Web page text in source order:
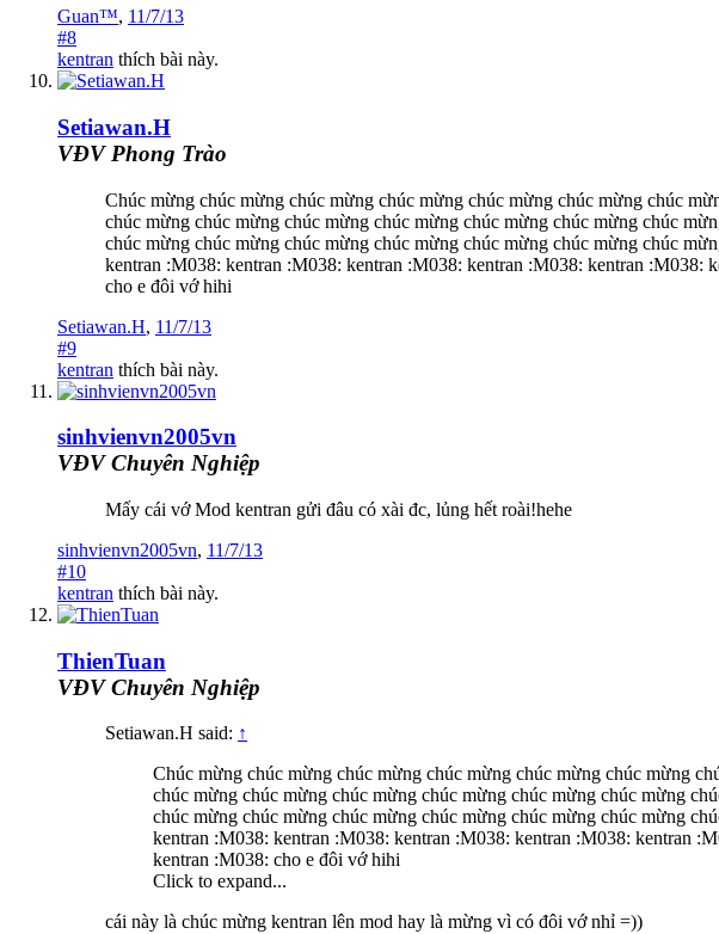
Guan™, 11/7/13
#8
kentran thích bài này.
Setiawan.H
VĐV Phong Trào
Chúc mừng chúc mừng chúc mừng chúc mừng chúc mừng chúc mừng chúc
chúc mừng chúc mừng chúc mừng chúc mừng chúc mừng chúc mừng chúc
chúc mừng chúc mừng chúc mừng chúc mừng chúc mừng chúc mừng chúc
kentran :M038: kentran :M038: kentran :M038: kentran :M038: kentran
cho e đôi vớ hihi
Setiawan.H, 11/7/13
#9
kentran thích bài này.
sinhvienvn2005vn
VĐV Chuyên Nghiệp
Mấy cái vớ Mod kentran gửi đâu có xài đc, lủng hết roài!hehe
sinhvienvn2005vn, 11/7/13
#10
kentran thích bài này.
ThienTuan
VĐV Chuyên Nghiệp
Setiawan.H said: ↑
Chúc mừng chúc mừng chúc mừng chúc mừng chúc mừng chúc mừng
chúc mừng chúc mừng chúc mừng chúc mừng chúc mừng chúc mừng
chúc mừng chúc mừng chúc mừng chúc mừng chúc mừng chúc mừng
kentran :M038: kentran :M038: kentran :M038: kentran :M038: kentran
kentran :M038: cho e đôi vớ hihi
Click to expand...
cái này là chúc mừng kentran lên mod hay là mừng vì có đôi vớ nhỉ =))